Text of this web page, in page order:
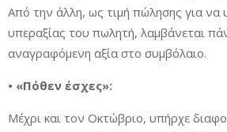
Από την άλλη, ως τιμή πώλησης για να
υπεραξίας του πωλητή, λαμβάνεται
αναγραφόμενη αξία στο συμβόλαιο.
• «Πόθεν έσχες»:
Μέχρι και τον Οκτώβριο, υπήρχε